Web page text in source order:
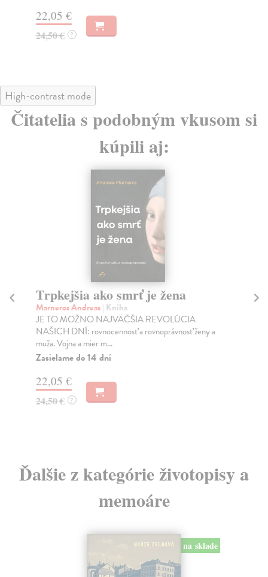
22,05 €
24,50 € ?
High-contrast mode
Čitatelia s podobným vkusom si
kúpili aj:
Trpkejšia ako smrť je žena
Marneros Andreas| Kniha
JE TO MOŽNO NAJVÄČŠIA REVOLÚCIA
NAŠICH DNÍ: rovnocennosť a rovnoprávnosť ženy a
muža. Vojna a mier m...
Zasielame do 14 dní
22,05 €
24,50 € ?
Ďalšie z kategórie životopisy a
memoáre
na sklade